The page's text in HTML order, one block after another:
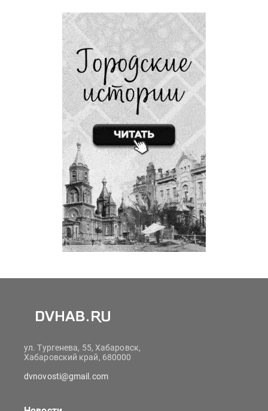
ул. Тургенева, 55, Хабаровск,
Хабаровский край, 680000
dvnovosti@gmail.com